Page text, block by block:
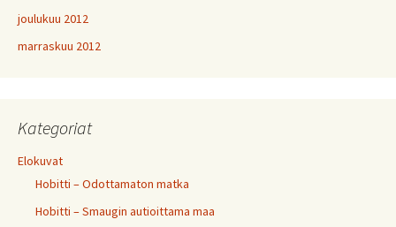
joulukuu 2012
marraskuu 2012
Kategoriat
Elokuvat
Hobitti – Odottamaton matka
Hobitti – Smaugin autioittama maa